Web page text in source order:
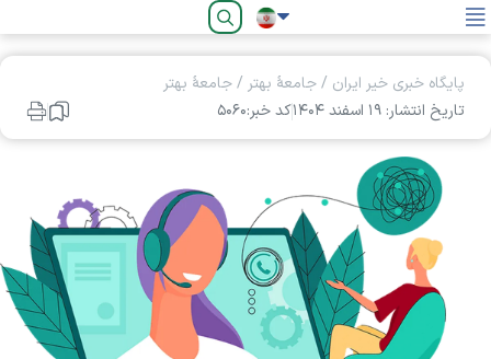
فارسی
پایگاه خبری خیر ایران /جامعۀ بهتر /جامعۀ بهتر
تاریخ انتشار: ۱۹ اسفند ۱۴۰۴
کد خبر:۵۰۶۰